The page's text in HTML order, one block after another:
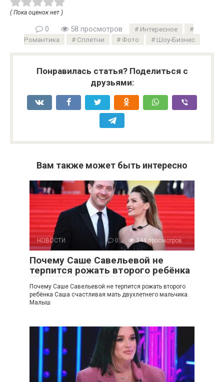
( Пока оценок нет )
0 58 просмотров
Интересное
Романтика
Сплетни Фото Шоу-Бизнес
Понравилась статья? Поделиться с
друзьями:
Вам также может быть интересно
НОВОСТИ 0 344 просмотров
Почему Саше Савельевой не
терпится рожать второго ребёнка
Почему Саше Савельевой не терпится рожать второго
ребёнка Саша счастливая мать двухлетнего мальчика.
Малыш